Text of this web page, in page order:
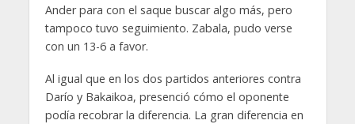
Ander para con el saque buscar algo más, pero
tampoco tuvo seguimiento. Zabala, pudo verse
con un 13-6 a favor.
Al igual que en los dos partidos anteriores contra
Darío y Bakaikoa, presenció cómo el oponente
podía recobrar la diferencia. La gran diferencia en